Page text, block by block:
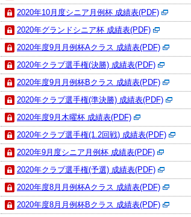
2020年10月度シニア月例杯 成績表(PDF)
2020年グランドシニア杯 成績表(PDF)
2020年度9月月例杯Aクラス 成績表(PDF)
2020年クラブ選手権(決勝) 成績表(PDF)
2020年度9月月例杯Bクラス 成績表(PDF)
2020年クラブ選手権(準決勝) 成績表(PDF)
2020年度9月木曜杯 成績表(PDF)
2020年クラブ選手権(1.2回戦) 成績表(PDF)
2020年9月度シニア月例杯 成績表(PDF)
2020年クラブ選手権(予選) 成績表(PDF)
2020年度8月月例杯Aクラス 成績表(PDF)
2020年度8月月例杯Bクラス 成績表(PDF)